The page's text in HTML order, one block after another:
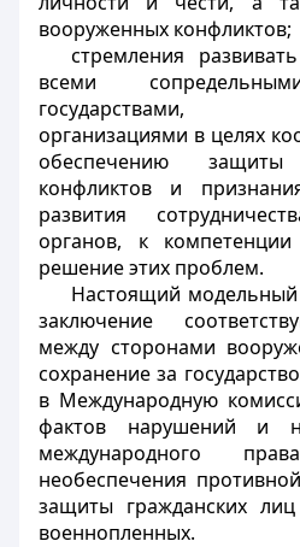
вооруженных конфликтов;
стремления
всеми
государствами,
организациями в целях
обеспечению
конфликтов и
развития
органов, к
решение этих проблем.
Настоящий модельный
заключение
между сторонами
сохранение за
в Международную
фактов нарушений и
международного
необеспечения
защиты гражданских
военнопленных.